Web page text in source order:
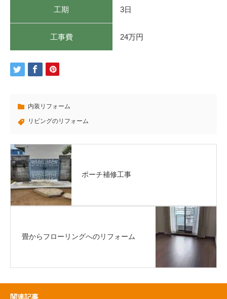
工期 3日
工事費 24万円
内装リフォーム
リビングのリフォーム
ポーチ補修工事
畳からフローリングへのリフォーム
関連記事